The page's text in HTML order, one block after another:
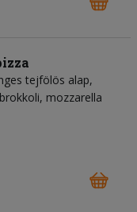
tejfölös alap,
mozzarella